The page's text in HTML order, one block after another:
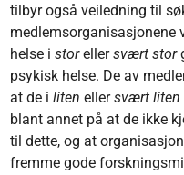
tilbyr også veiledning til
medlemsorganisasjonene
helse istorellersvært stor
psykisk helse. De av
at de ilitenellersvært liten
blant annet på at de ikke
til dette, og at
fremme gode